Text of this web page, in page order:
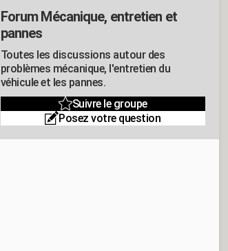
Forum Mécanique, entretien et
pannes
Toutes les discussions autour des
problèmes mécanique, l'entretien du
véhicule et les pannes.
Suivre le groupe
Posez votre question